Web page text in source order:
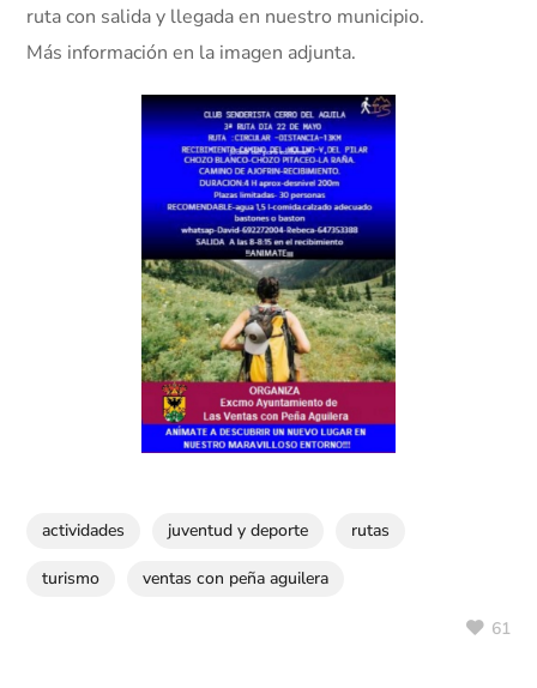
ruta con salida y llegada en nuestro municipio.
Más información en la imagen adjunta.
actividades juventud y deporte rutas
turismo ventas con peña aguilera
61